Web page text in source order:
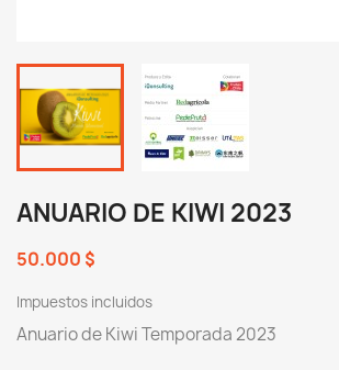
ANUARIO DE KIWI 2023
50.000 $
Impuestos incluidos
Anuario de Kiwi Temporada 2023